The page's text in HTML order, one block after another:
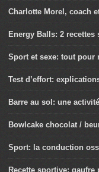
Charlotte Morel, coach
Energy Balls: 2 recettes
Sport et sexe: tout pour
Test d’effort:
Barre au sol: une
Bowlcake chocolat /
Sport: la conduction
Recette sportive: